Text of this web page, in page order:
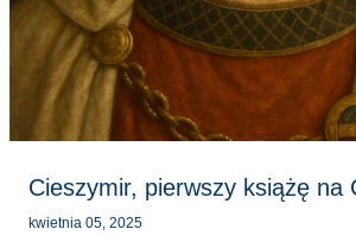
s
Cieszymir, pierwszy książę na
kwietnia 05, 2025